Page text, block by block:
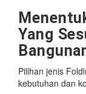
Yang
Pilihan jenis
kebutuhan dan